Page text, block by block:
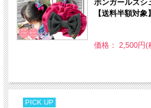
ボンガールズシ
【送料半額対象】
価格： 2,500円(
PICK UP